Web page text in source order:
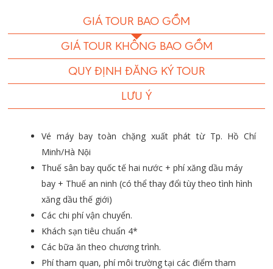
GIÁ TOUR BAO GỒM
GIÁ TOUR KHÔNG BAO GỒM
QUY ĐỊNH ĐĂNG KÝ TOUR
LƯU Ý
Vé máy bay toàn chặng xuất phát từ Tp. Hồ Chí
Minh/Hà Nội
Thuế sân bay quốc tế hai nước + phí xăng dầu máy
bay + Thuế an ninh (có thể thay đổi tùy theo tình hình
xăng dầu thế giới)
Các chi phí vận chuyển.
Khách sạn tiêu chuẩn 4*
Các bữa ăn theo chương trình.
Phí tham quan, phí môi trường tại các điểm tham